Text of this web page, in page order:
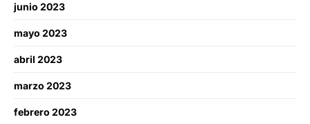
junio 2023
mayo 2023
abril 2023
marzo 2023
febrero 2023